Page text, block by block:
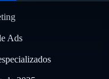
Ads